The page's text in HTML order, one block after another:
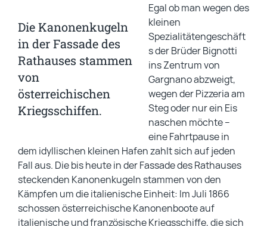
Die Kanonenkugeln
in der Fassade des
Rathauses stammen
von
österreichischen
Kriegsschiffen.
Egal ob man wegen des
kleinen
Spezialitätengeschäft
s der Brüder Bignotti
ins Zentrum von
Gargnano abzweigt,
wegen der Pizzeria am
Steg oder nur ein Eis
naschen möchte –
eine Fahrtpause in
dem idyllischen kleinen Hafen zahlt sich auf jeden
Fall aus. Die bis heute in der Fassade des Rathauses
steckenden Kanonenkugeln stammen von den
Kämpfen um die italienische Einheit: Im Juli 1866
schossen österreichische Kanonenboote auf
italienische und französische Kriegsschiffe, die sich